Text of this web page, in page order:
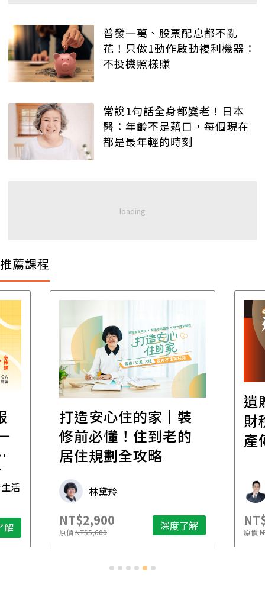
普發一萬、股票配息都不亂
花！只做1動作啟動複利機器：
不投機照樣賺
常說1句話全身都變老！日本
醫：年齡不是藉口，每個現在
都是最年輕的時刻
推薦課程
活
解
打造安心住的家｜裝
修前必懂！住到老的
居住規劃全攻略
林黛羚
NT$2,900
原價NT$5,600 深度了解
遺
財
產
原價